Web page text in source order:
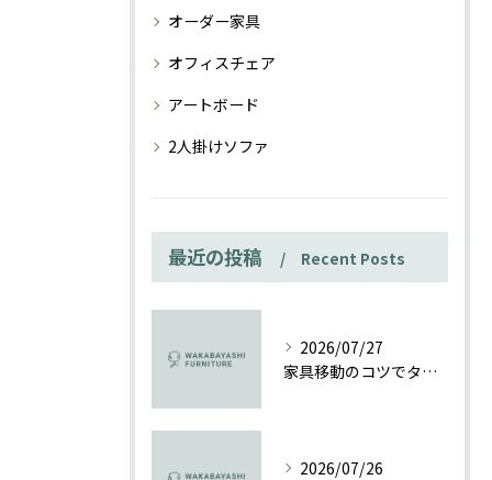
オーダー家具
オフィスチェア
アートボード
2人掛けソファ
最近の投稿 Recent Posts
2026/07/27
家具移動のコツでタンスも楽々一人で安全に動かす方法ガイド
2026/07/26